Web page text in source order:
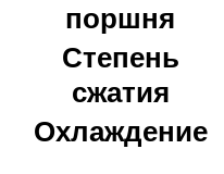
поршня
Степень
сжатия
Охлаждение